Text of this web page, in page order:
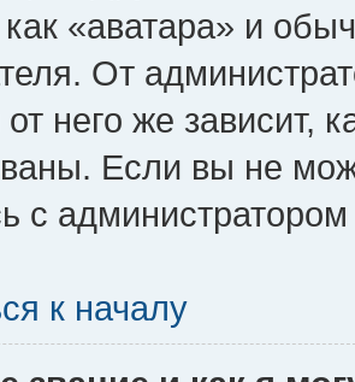
как «аватара» и
От
него же зависит,
Если вы не
с
к началу